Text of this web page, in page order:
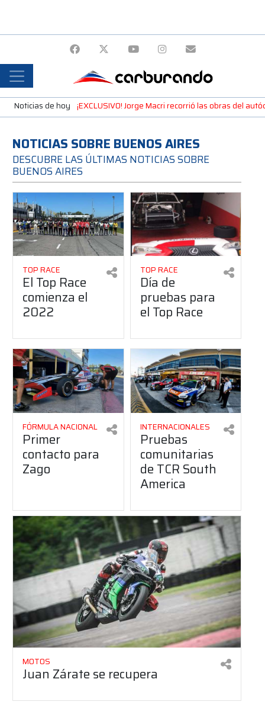
Noticias de hoy ¡EXCLUSIVO! Jorge Macri recorrió las obras del
NOTICIAS SOBRE BUENOS AIRES
DESCUBRE LAS ÚLTIMAS NOTICIAS SOBRE
BUENOS AIRES
TOP RACE
El Top Race
comienza el
2022
TOP RACE
Día de
pruebas para
el Top Race
FÓRMULA NACIONAL
Primer
contacto para
Zago
INTERNACIONALES
Pruebas
comunitarias
de TCR South
America
MOTOS
Juan Zárate se recupera